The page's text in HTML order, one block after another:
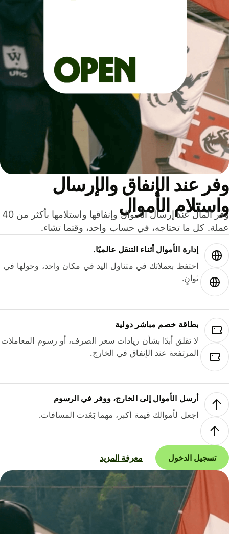
عند الإنفاق والإرسال
الأموال
وفّر المال عند إرسال الأموال وإنفاقها واستلامها بأكثر من 40
كل ما تحتاجه، في حساب واحد، وقتما تشاء.
إدارة الأموال أثناء التنقل عالميًا.
احتفظ بعملاتك في متناول اليد في مكان واحد، وحولها في
ثوانٍ.
بطاقة خصم مباشر دولية
لا تقلق أبدًا بشأن زيادات سعر الصرف، أو رسوم المعاملات
المرتفعة عند الإنفاق في الخارج.
أرسل الأموال إلى الخارج، ووفر في الرسوم
اجعل لأموالك قيمة أكبر، مهما بَعُدت المسافات.
تسجيل الدخول معرفة المزيد